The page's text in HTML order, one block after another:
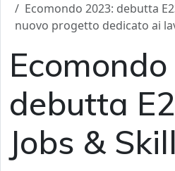
Ecomondo 2023: debutta
nuovo progetto dedicato ai
debutta
Jobs &